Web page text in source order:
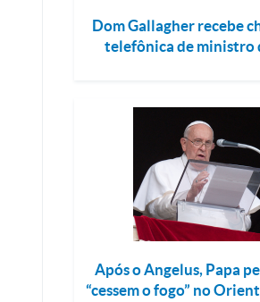
Dom Gallagher recebe
telefônica de ministro
Após o Angelus, Papa
“cessem o fogo” no